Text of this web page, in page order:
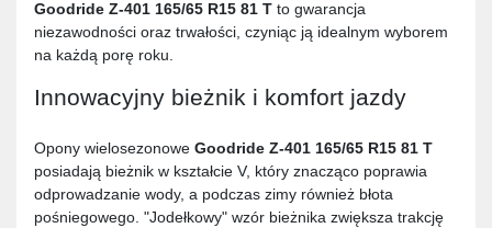
Goodride Z-401 165/65 R15 81 T to gwarancja
niezawodności oraz trwałości, czyniąc ją idealnym wyborem
na każdą porę roku.
Innowacyjny bieżnik i komfort jazdy
Opony wielosezonowe Goodride Z-401 165/65 R15 81 T
posiadają bieżnik w kształcie V, który znacząco poprawia
odprowadzanie wody, a podczas zimy również błota
pośniegowego. "Jodełkowy" wzór bieżnika zwiększa trakcję